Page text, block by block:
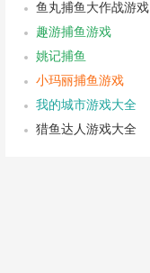
鱼丸捕鱼大作战游戏
趣游捕鱼游戏
姚记捕鱼
小玛丽捕鱼游戏
我的城市游戏大全
猎鱼达人游戏大全